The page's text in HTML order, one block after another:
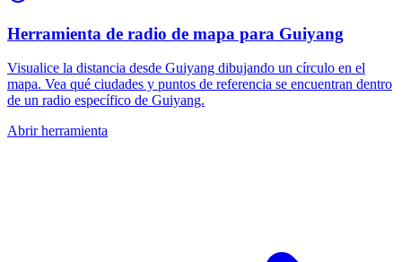
Herramienta de radio de mapa para Guiyang
Visualice la distancia desde Guiyang dibujando un círculo en el
mapa. Vea qué ciudades y puntos de referencia se encuentran dentro
de un radio específico de Guiyang.
Abrir herramienta